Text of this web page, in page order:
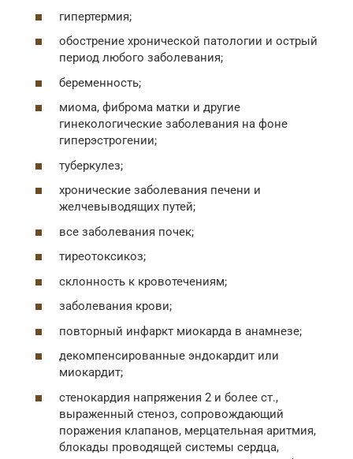
гипертермия;
обострение хронической патологии и острый
период любого заболевания;
беременность;
миома, фиброма матки и другие
гинекологические заболевания на фоне
гиперэстрогении;
туберкулез;
хронические заболевания печени и
желчевыводящих путей;
все заболевания почек;
тиреотоксикоз;
склонность к кровотечениям;
заболевания крови;
повторный инфаркт миокарда в анамнезе;
декомпенсированные эндокардит или
миокардит;
стенокардия напряжения 2 и более ст.,
выраженный стеноз, сопровождающий
поражения клапанов, мерцательная аритмия,
блокады проводящей системы сердца,